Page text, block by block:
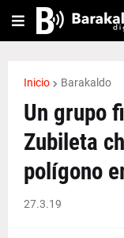
Inicio Barakaldo
Un grupo
Zubileta
polígono
27.3.19